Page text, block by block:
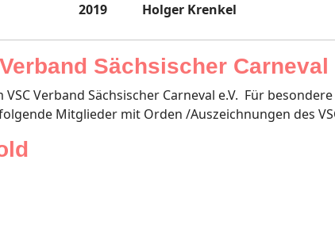
2019 Holger Krenkel
Sächsischer Carneval
Verband Sächsischer Carneval e.V. Für
Mitglieder mit Orden /Auszeichnungen des